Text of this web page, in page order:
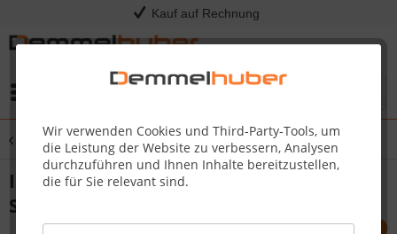
Kauf auf Rechnung
Wir verwenden Cookies und Third-Party-Tools, um
die Leistung der Website zu verbessern, Analysen
durchzuführen und Ihnen Inhalte bereitzustellen,
die für Sie relevant sind.
Übersicht Isopads
Isopat Terrassenlager FUGENKREUZ 15
Stück